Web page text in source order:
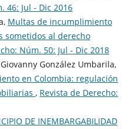
46: Jul - Dic 2016
Multas de incumplimiento
sometidos al derecho
Núm. 50: Jul - Dic 2018
González Umbarila,
en Colombia: regulación
, Revista de Derecho:
DE INEMBARGABILIDAD